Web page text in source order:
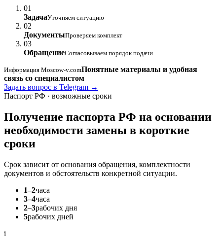
01
ЗадачаУточняем ситуацию
02
ДокументыПроверяем комплект
03
ОбращениеСогласовываем порядок подачи
Информация Moscow-v.comПонятные материалы и удобная
связь со специалистом
Задать вопрос в Telegram →
Паспорт РФ · возможные сроки
Получение паспорта РФ на основании
необходимости замены в короткие
сроки
Срок зависит от основания обращения, комплектности
документов и обстоятельств конкретной ситуации.
1–2часа
3–4часа
2–3рабочих дня
5рабочих дней
i